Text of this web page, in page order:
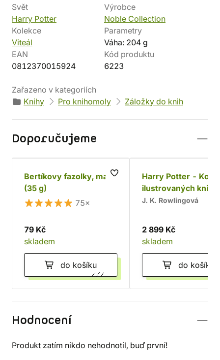
Svět
Harry Potter
Výrobce
Noble Collection
Kolekce
Viteál
Parametry
Váha: 204 g
EAN
0812370015924
Kód produktu
6223
Zařazeno v kategoriích
Knihy
Pro knihomoly Záložky do knih
Doporučujeme
Bertíkovy fazolky, malé
(35 g)
75×
79 Kč
skladem
do košíku
Harry Potter -
ilustrovaných knih
J. K. Rowlingová
2 899 Kč
skladem
do košíku
Hodnocení
Produkt zatím nikdo nehodnotil, buď první!